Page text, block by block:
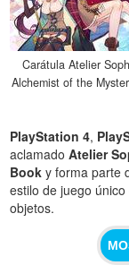
Carátula Atelier
Alchemist of the
PlayStation 4,
aclamadoAtelier
Book y forma parte
estilo de juego
objetos.